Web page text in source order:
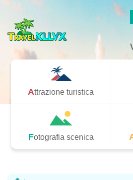
Attrazione turistica
Fotografia scenica